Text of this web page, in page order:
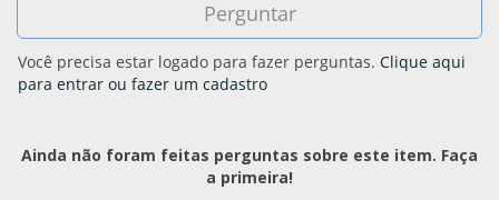
Você precisa estar logado para fazer perguntas. Clique aqui
para entrar ou fazer um cadastro
Ainda não foram feitas perguntas sobre este item. Faça
a primeira!